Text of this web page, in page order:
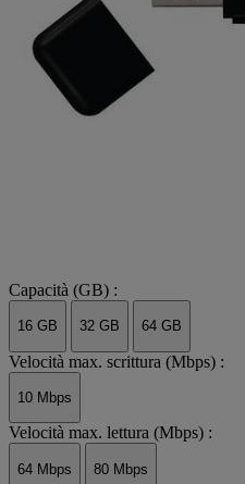
Capacità (GB) :
16 GB 32 GB 64 GB
Velocità max. scrittura (Mbps) :
10 Mbps
Velocità max. lettura (Mbps) :
64 Mbps 80 Mbps